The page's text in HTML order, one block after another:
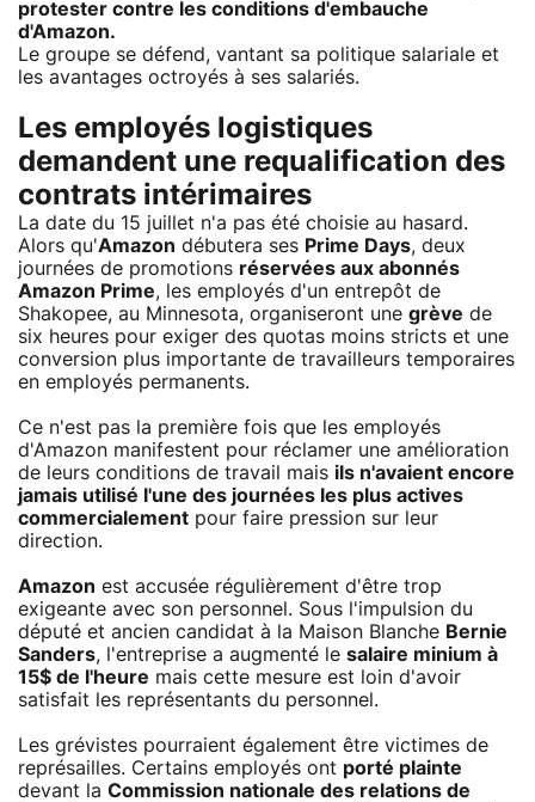
protester contre les conditions d'embauche
d'Amazon.
Le groupe se défend, vantant sa politique salariale et
les avantages octroyés à ses salariés.
Les employés logistiques
demandent une requalification des
contrats intérimaires
La date du 15 juillet n'a pas été choisie au hasard.
Alors qu'Amazon débutera ses Prime Days, deux
journées de promotions réservées aux abonnés
Amazon Prime, les employés d'un entrepôt de
Shakopee, au Minnesota, organiseront une grève de
six heures pour exiger des quotas moins stricts et une
conversion plus importante de travailleurs temporaires
en employés permanents.
Ce n'est pas la première fois que les employés
d'Amazon manifestent pour réclamer une amélioration
de leurs conditions de travail mais ils n'avaient encore
jamais utilisé l'une des journées les plus actives
commercialement pour faire pression sur leur
direction.
Amazon est accusée régulièrement d'être trop
exigeante avec son personnel. Sous l'impulsion du
député et ancien candidat à la Maison Blanche Bernie
Sanders, l'entreprise a augmenté le salaire minium à
15$ de l'heure mais cette mesure est loin d'avoir
satisfait les représentants du personnel.
Les grévistes pourraient également être victimes de
représailles. Certains employés ont porté plainte
devant la Commission nationale des relations de